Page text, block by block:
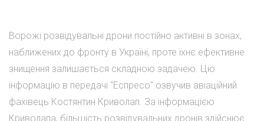
Ворожі розвідувальні дрони постійно активні в зонах,
наближених до фронту в Україні, проте їхнє ефективне
знищення залишається складною задачею. Цю
інформацію в передачі "Еспресо" озвучив авіаційний
фахівець Костянтин Криволап. За інформацією
Криволапа, більшість розвідувальних дронів здійснює